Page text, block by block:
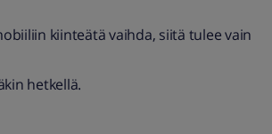
kiinteätä vaihda, siitä tulee vain
hetkellä.